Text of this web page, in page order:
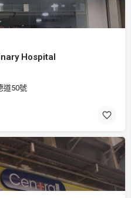
Hospital
道50號